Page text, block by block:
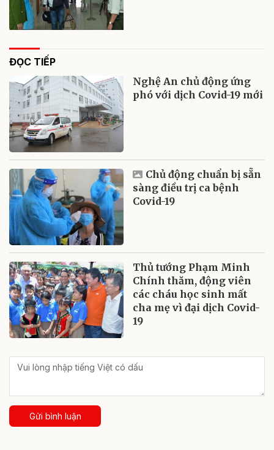
ĐỌC TIẾP
Nghệ An chủ động ứng
phó với dịch Covid-19 mới
Chủ động chuẩn bị sẵn
sàng điều trị ca bệnh
Covid-19
Thủ tướng Phạm Minh
Chính thăm, động viên
các cháu học sinh mất
cha mẹ vì đại dịch Covid-
19
Gửi bình luận